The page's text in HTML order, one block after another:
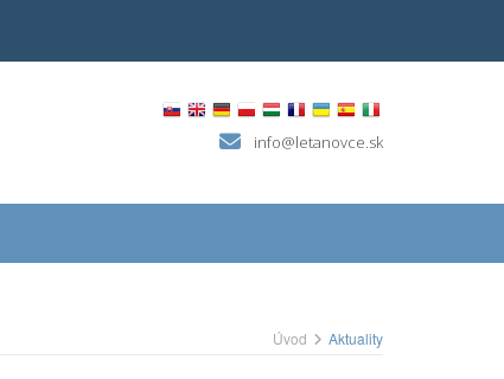
info@letanovce.sk
Úvod Aktuality